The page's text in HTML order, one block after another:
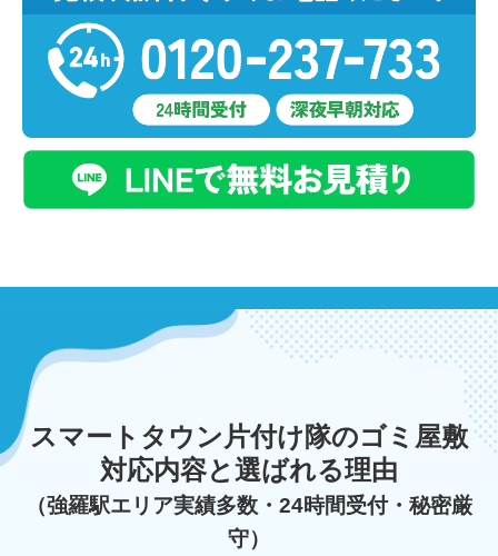
スマートタウン片付け隊のゴミ屋敷
対応内容と選ばれる理由
（強羅駅エリア実績多数・24時間受付・秘密厳
守）